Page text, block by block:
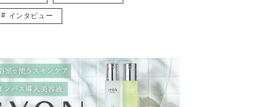
インタビュー